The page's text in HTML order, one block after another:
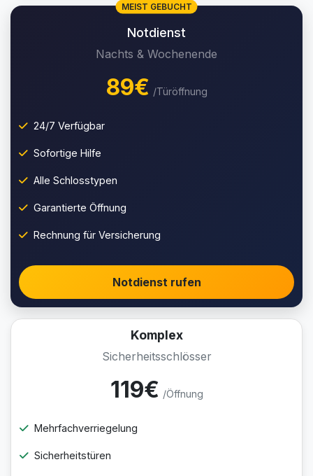
MEIST GEBUCHT
Notdienst
Nachts & Wochenende
89€ /Türöffnung
24/7 Verfügbar
Sofortige Hilfe
Alle Schlosstypen
Garantierte Öffnung
Rechnung für Versicherung
Notdienst rufen
Komplex
Sicherheitsschlösser
119€ /Öffnung
Mehrfachverriegelung
Sicherheitstüren